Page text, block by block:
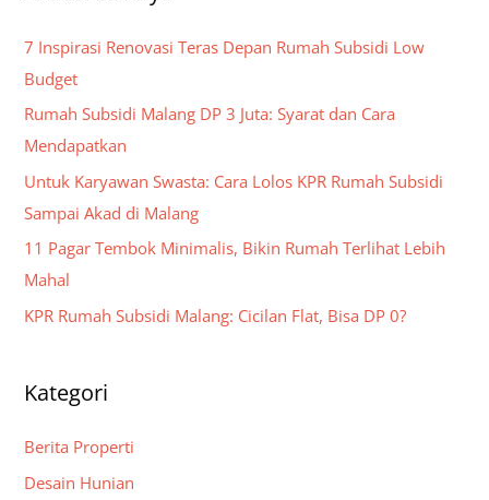
:
7 Inspirasi Renovasi Teras Depan Rumah Subsidi Low
Budget
Rumah Subsidi Malang DP 3 Juta: Syarat dan Cara
Mendapatkan
Untuk Karyawan Swasta: Cara Lolos KPR Rumah Subsidi
Sampai Akad di Malang
11 Pagar Tembok Minimalis, Bikin Rumah Terlihat Lebih
Mahal
KPR Rumah Subsidi Malang: Cicilan Flat, Bisa DP 0?
Kategori
Berita Properti
Desain Hunian